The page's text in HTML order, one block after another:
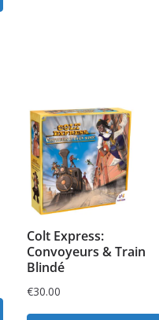
Colt Express:
Convoyeurs & Train
Blindé
€30.00